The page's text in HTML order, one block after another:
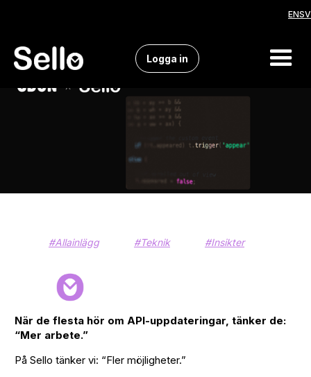
ENSV
Logga in
#Allainlägg #Teknik #Insikter
När de flesta hör om API-uppdateringar, tänker de:
“Mer arbete.”
På Sello tänker vi: “Fler möjligheter.”